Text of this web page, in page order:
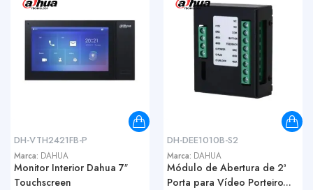
DH-VTH2421FB-P
Marca: DAHUA
Monitor Interior Dahua 7″
Touchscreen
DH-DEE1010B-S2
Marca: DAHUA
Módulo de Abertura de 2ª
Porta para Vídeo Porteiro...